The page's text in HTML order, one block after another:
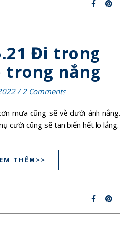
Đi trong
trong nắng
/ 2 Comments
cười cũng sẽ tan biến hết lo lắng.
THÊM>>